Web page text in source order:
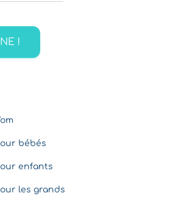
bébés
enfants
les grands